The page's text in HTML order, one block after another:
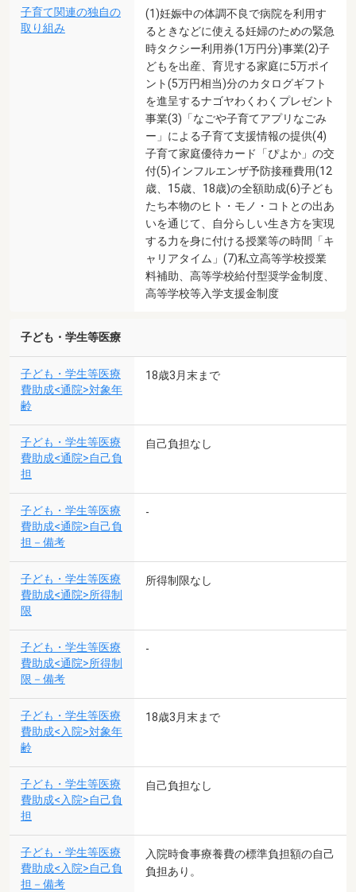
子育て関連の独自の
取り組み
(1)妊娠中の体調不良で病院を利用す
るときなどに使える妊婦のための緊急
時タクシー利用券(1万円分)事業(2)子
どもを出産、育児する家庭に5万ポイ
ント(5万円相当)分のカタログギフト
を進呈するナゴヤわくわくプレゼント
事業(3)「なごや子育てアプリなごみ
ー」による子育て支援情報の提供(4)
子育て家庭優待カード「ぴよか」の交
付(5)インフルエンザ予防接種費用(12
歳、15歳、18歳)の全額助成(6)子ども
たち本物のヒト・モノ・コトとの出あ
いを通じて、自分らしい生き方を実現
する力を身に付ける授業等の時間「キ
ャリアタイム」(7)私立高等学校授業
料補助、高等学校給付型奨学金制度、
高等学校等入学支援金制度
子ども・学生等医療
子ども・学生等医療
費助成<通院>対象年
齢
18歳3月末まで
子ども・学生等医療
費助成<通院>自己負
担
自己負担なし
子ども・学生等医療
費助成<通院>自己負
担－備考
-
子ども・学生等医療
費助成<通院>所得制
限
所得制限なし
子ども・学生等医療
費助成<通院>所得制
限－備考
-
子ども・学生等医療
費助成<入院>対象年
齢
18歳3月末まで
子ども・学生等医療
費助成<入院>自己負
担
自己負担なし
子ども・学生等医療
費助成<入院>自己負
担－備考
入院時食事療養費の標準負担額の自己
負担あり。